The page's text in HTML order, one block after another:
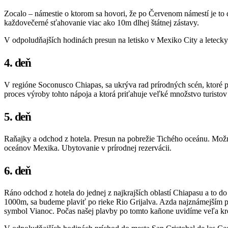
Zocalo – námestie o ktorom sa hovori, že po Červenom námestí je
každovečerné sťahovanie viac ako 10m dlhej štátnej zástavy.
V odpoludňajších hodinách presun na letisko v Mexiko City a
4. deň
V regióne Soconusco Chiapas, sa ukrýva rad prírodných scén,
proces výroby tohto nápoja a ktorá priťahuje veľké množstvo
5. deň
Raňajky a odchod z hotela. Presun na pobrežie Tichého oceánu.
oceánov Mexika. Ubytovanie v prírodnej rezervácii.
6. deň
Ráno odchod z hotela do jednej z najkrajších oblastí Chiapasu a to
1000m, sa budeme plaviť po rieke Rio Grijalva. Azda
symbol Vianoc. Počas našej plavby po tomto kañone uvidíme veľa